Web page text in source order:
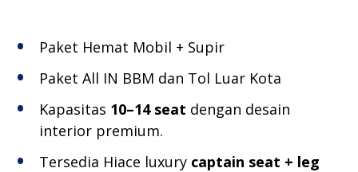
Paket Hemat Mobil + Supir
Paket All IN BBM dan Tol Luar Kota
Kapasitas 10–14 seat dengan desain
interior premium.
Tersedia Hiace luxury captain seat + leg